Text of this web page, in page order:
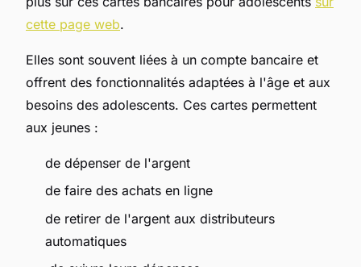
cette page web.
Elles sont souvent liées à un compte bancaire et
offrent des fonctionnalités adaptées à l'âge et aux
besoins des adolescents. Ces cartes permettent
aux jeunes :
de dépenser de l'argent
de faire des achats en ligne
de retirer de l'argent aux distributeurs
automatiques